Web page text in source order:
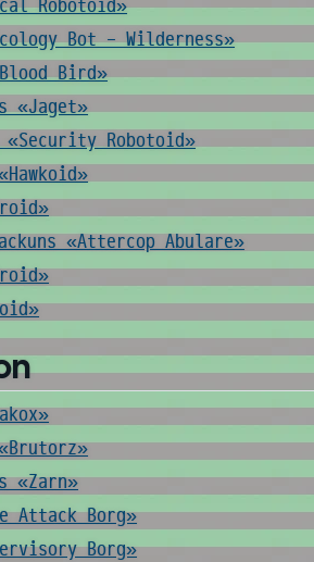
Robotoid»
Bot - Wilderness»
Bird»
«Jaget»
Robotoid»
«Attercop Abulare»
«Zarn»
Attack Borg»
Borg»